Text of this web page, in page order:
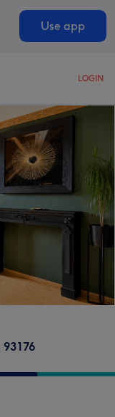
Use app
LOGIN
93176